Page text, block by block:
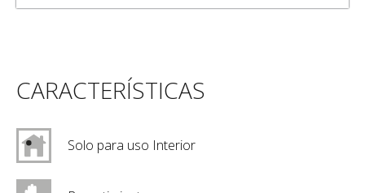
CARACTERÍSTICAS
Solo para uso Interior